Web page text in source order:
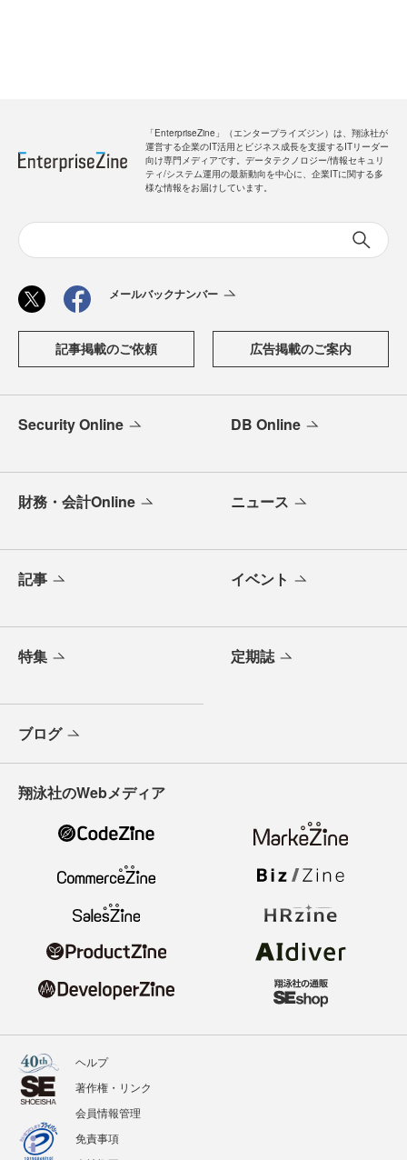
「EnterpriseZine」（エンタープライズジン）は、翔泳社が
運営する企業のIT活用とビジネス成長を支援するITリーダー
向け専門メディアです。データテクノロジー/情報セキュリ
ティ/システム運用の最新動向を中心に、企業ITに関する多
様な情報をお届けしています。
メールバックナンバー
記事掲載のご依頼 広告掲載のご案内
Security Online DB Online
財務・会計Online ニュース
記事 イベント
特集 定期誌
ブログ
翔泳社のWebメディア
ヘルプ
著作権・リンク
会員情報管理
免責事項